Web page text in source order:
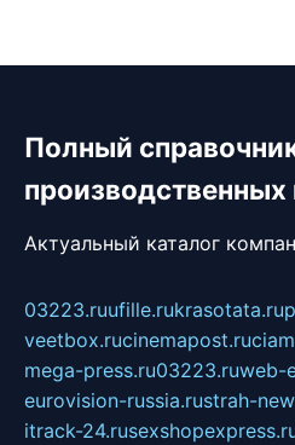
Полный
производственных
Актуальный каталог
03223.ruufille.rukrasotata.ru
veetbox.rucinemapost.ru
mega-press.ru03223.ruweb-
eurovision-russia.rustrah-
itrack-24.ru